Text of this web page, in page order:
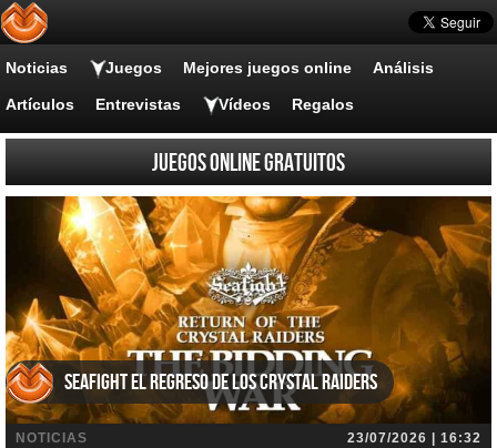
Noticias Juegos Mejores juegos online Análisis
Artículos Entrevistas Vídeos Regalos
Juegos online gratuitos
Seafight El regreso de los Crystal Raiders
NOTICIAS
23/07/2026 | 16:32